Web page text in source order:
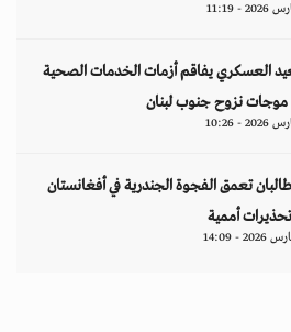
العسكري يفاقم أزمات الخدمات الصحية
نزوح جنوب لبنان
تعمق الفجوة الجندرية في أفغانستان
تحذيرات أممية